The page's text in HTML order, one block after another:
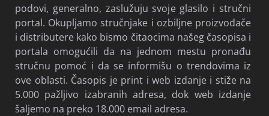
podovi, generalno, zaslužuju svoje glasilo i stručni
portal. Okupljamo stručnjake i ozbiljne proizvođače
i distributere kako bismo čitaocima našeg časopisa i
portala omogućili da na jednom mestu pronađu
stručnu pomoć i da se informišu o trendovima iz
ove oblasti. Časopis je print i web izdanje i stiže na
5.000 pažljivo izabranih adresa, dok web izdanje
šaljemo na preko 18.000 email adresa.